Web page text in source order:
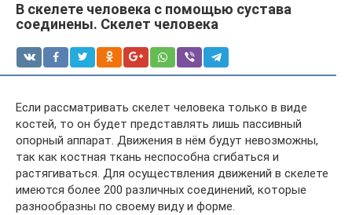
В скелете человека с помощью сустава
соединены. Скелет человека
Если рассматривать скелет человека только в виде
костей, то он будет представлять лишь пассивный
опорный аппарат. Движения в нём будут невозможны,
так как костная ткань неспособна сгибаться и
растягиваться. Для осуществления движений в скелете
имеются более 200 различных соединений, которые
разнообразны по своему виду и форме.